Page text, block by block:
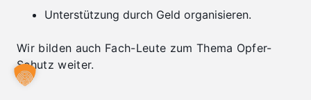
Unterstützung durch Geld organisieren.
Wir bilden auch Fach-Leute zum Thema Opfer-
Schutz weiter.